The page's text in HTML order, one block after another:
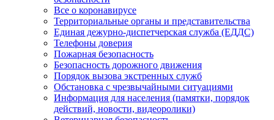
Все о коронавирусе
Территориальные органы и представительства
Единая дежурно-диспетчерская служба (ЕДДС)
Телефоны доверия
Пожарная безопасность
Безопасность дорожного движения
Порядок вызова экстренных служб
Обстановка с чрезвычайными ситуациями
Информация для населения (памятки, порядок
действий, новости, видеоролики)